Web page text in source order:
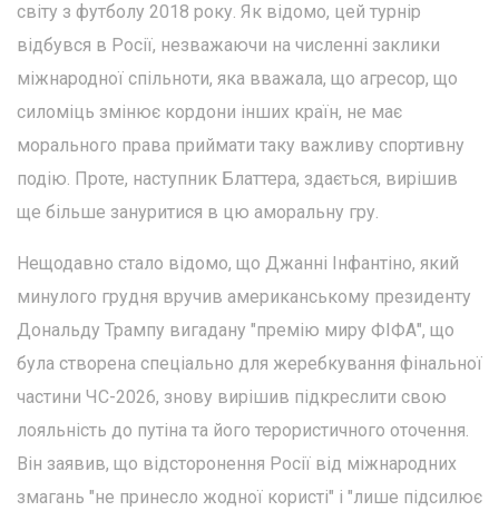
світу з футболу 2018 року. Як відомо, цей турнір
відбувся в Росії, незважаючи на численні заклики
міжнародної спільноти, яка вважала, що агресор, що
силоміць змінює кордони інших країн, не має
морального права приймати таку важливу спортивну
подію. Проте, наступник Блаттера, здається, вирішив
ще більше зануритися в цю аморальну гру.
Нещодавно стало відомо, що Джанні Інфантіно, який
минулого грудня вручив американському президенту
Дональду Трампу вигадану "премію миру ФІФА", що
була створена спеціально для жеребкування фінальної
частини ЧС-2026, знову вирішив підкреслити свою
лояльність до путіна та його терористичного оточення.
Він заявив, що відсторонення Росії від міжнародних
змагань "не принесло жодної користі" і "лише підсилює